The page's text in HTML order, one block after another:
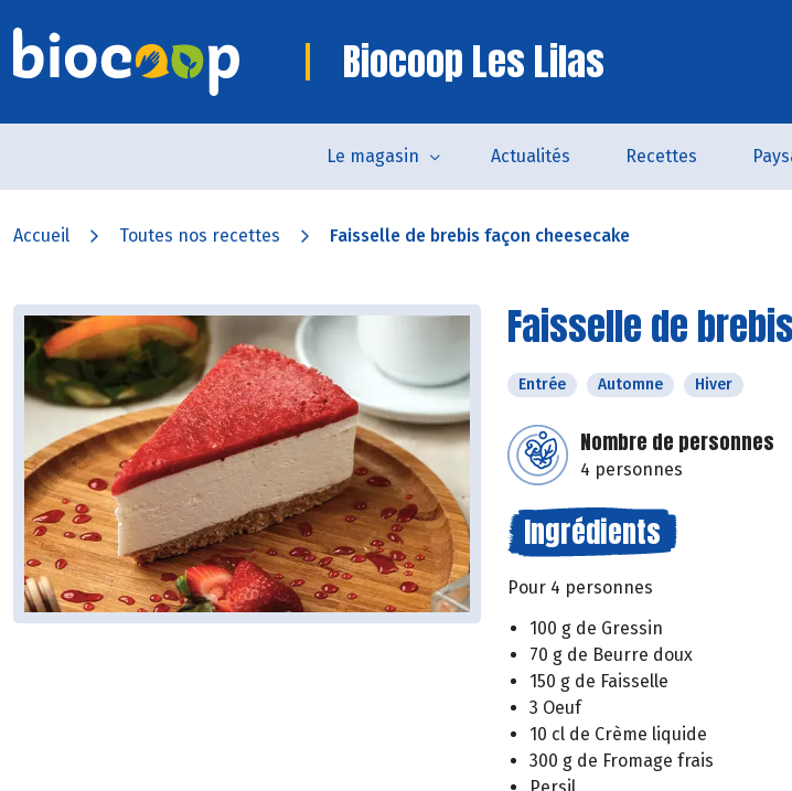
Biocoop Les Lilas
Le magasin Actualités Recettes
Accueil Toutes nos recettes Faisselle de brebis façon cheesecake
Faisselle de
Entrée Automne Hiver
Nombre de personnes
4 personnes
Ingrédients
Pour 4 personnes
100 g de Gressin
70 g de Beurre doux
150 g de Faisselle
3 Oeuf
10 cl de Crème liquide
300 g de Fromage frais